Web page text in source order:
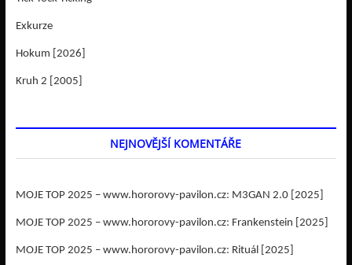
Exkurze
Hokum [2026]
Kruh 2 [2005]
NEJNOVĚJŠÍ KOMENTÁŘE
MOJE TOP 2025 – www.hororovy-pavilon.cz: M3GAN 2.0 [2025]
MOJE TOP 2025 – www.hororovy-pavilon.cz: Frankenstein [2025]
MOJE TOP 2025 – www.hororovy-pavilon.cz: Rituál [2025]